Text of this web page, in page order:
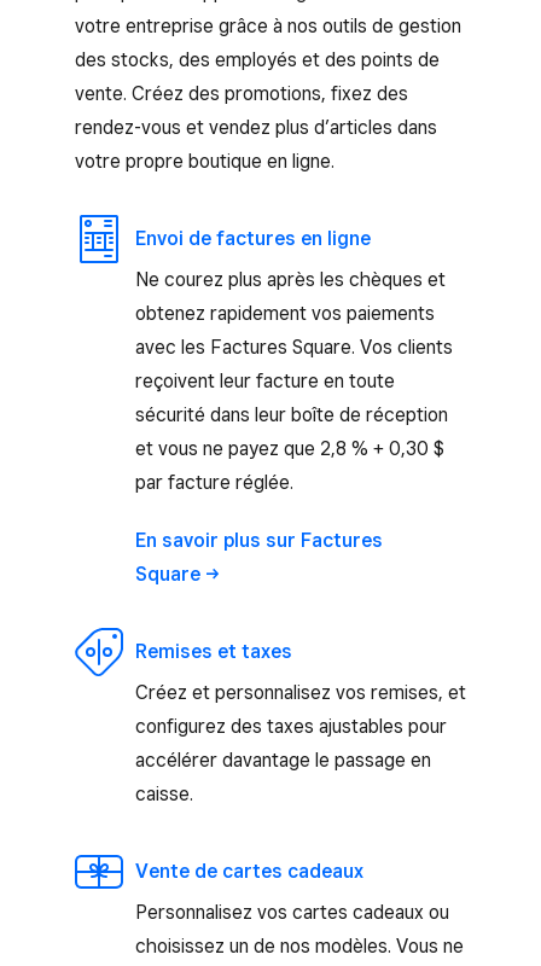
votre entreprise grâce à nos outils de gestion
des stocks, des employés et des points de
vente. Créez des promotions, fixez des
rendez-vous et vendez plus d’articles dans
votre propre boutique en ligne.
Envoi de factures en ligne
Ne courez plus après les chèques et
obtenez rapidement vos paiements
avec les Factures Square. Vos clients
reçoivent leur facture en toute
sécurité dans leur boîte de réception
et vous ne payez que 2,8 % + 0,30 $
par facture réglée.
En savoir plus sur Factures
Square
Remises et taxes
Créez et personnalisez vos remises, et
configurez des taxes ajustables pour
accélérer davantage le passage en
caisse.
Vente de cartes cadeaux
Personnalisez vos cartes cadeaux ou
choisissez un de nos modèles. Vous ne